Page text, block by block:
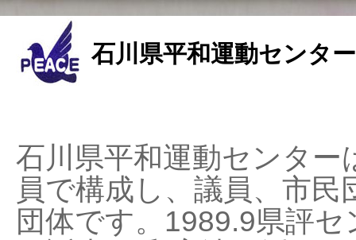
石川県平和運動センタ
石川県平和運動センタ
員で構成し、議員、市
団体です。1989.9県評